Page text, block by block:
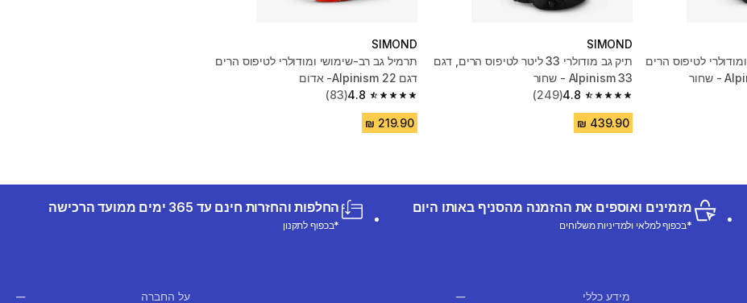
לטיפוס הרים
SIMOND
תיק גב מודולרי 33 ליטר לטיפוס הרים, דגם
Alpinism 33 - שחור
4.8
4.8 out of 5 stars from 249 reviews
(249)
SIMOND
תרמיל גב רב-שימושי ומודולרי לטיפוס הרים
דגם Alpinism 22- אדום
4.8
4.8 out of 5 stars from 83 reviews
(83)
מזמינים ואוספים את ההזמנה מהסניף באותו היום
*בכפוף למלאי ולמדיניות משלוחים
החלפות והחזרות חינם עד 365 ימים ממועד הרכישה
*בכפוף לתקנון
מידע כללי על החברה